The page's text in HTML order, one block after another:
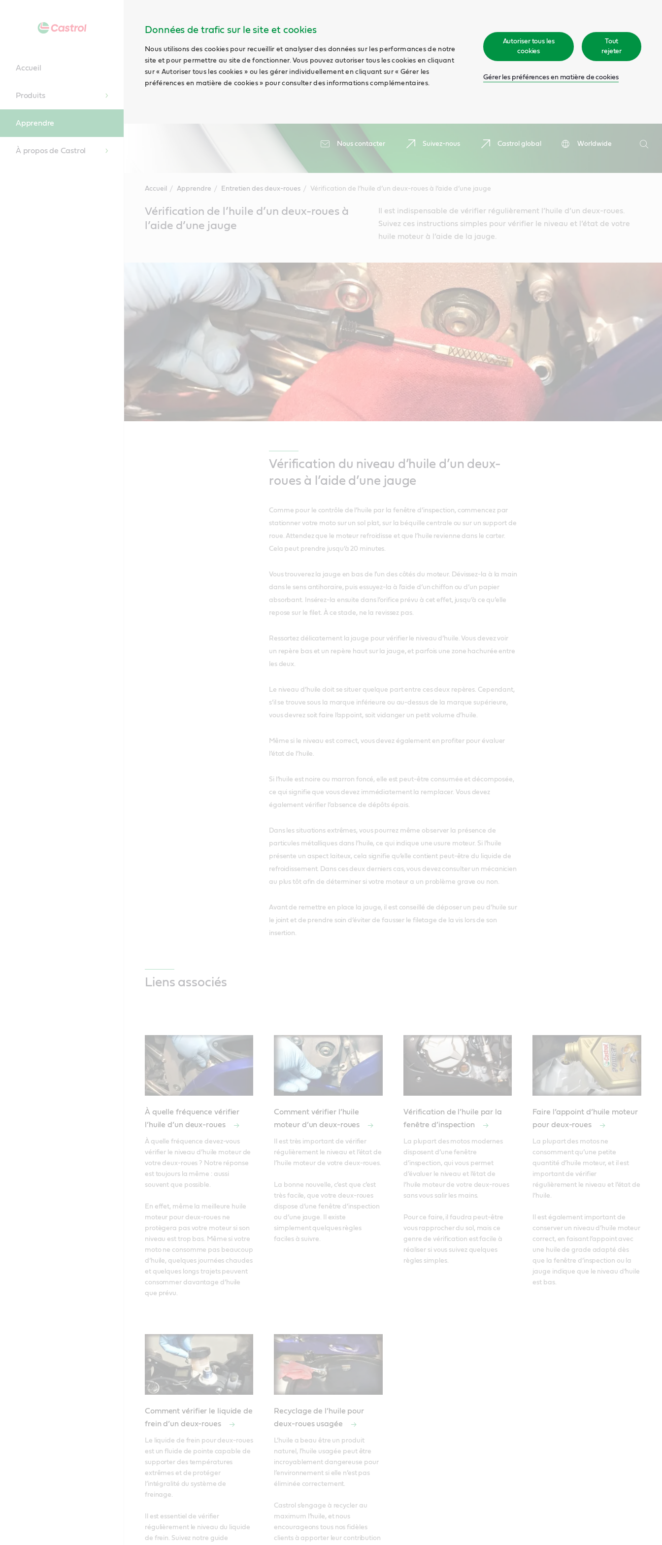
Données de trafic sur le site et cookies
Nous utilisons des cookies pour recueillir et analyser des données sur les performances de notre
site et pour permettre au site de fonctionner. Vous pouvez autoriser tous les cookies en cliquant
sur « Autoriser tous les cookies » ou les gérer individuellement en cliquant sur « Gérer les
préférences en matière de cookies » pour consulter des informations complémentaires.
Autoriser tous les
cookies
Tout
rejeter
Gérer les préférences en matière de cookies
Nous contacter Suivez-nous Castrol global
Worldwide
Accueil
Produits
Apprendre
À propos de Castrol
Accueil Apprendre Entretien des deux-roues Vérification de l’huile d’un deux-roues à l’aide d’une jauge
ContentVérification de l’huile d’un deux-roues à
l’aide d’une jauge
Il est indispensable de vérifier régulièrement l’huile d’un deux-roues.
Suivez ces instructions simples pour vérifier le niveau et l’état de votre
huile moteur à l’aide de la jauge.
Vérification du niveau d’huile d’un deux-
roues à l’aide d’une jauge
Comme pour le contrôle de l’huile par la fenêtre d’inspection, commencez par
stationner votre moto sur un sol plat, sur la béquille centrale ou sur un support de
roue. Attendez que le moteur refroidisse et que l’huile revienne dans le carter.
Cela peut prendre jusqu’à 20 minutes.
Vous trouverez la jauge en bas de l’un des côtés du moteur. Dévissez-la à la main
dans le sens antihoraire, puis essuyez-la à l’aide d’un chiffon ou d’un papier
absorbant. Insérez-la ensuite dans l’orifice prévu à cet effet, jusqu’à ce qu’elle
repose sur le filet. À ce stade, ne la revissez pas.
Ressortez délicatement la jauge pour vérifier le niveau d’huile. Vous devez voir
un repère bas et un repère haut sur la jauge, et parfois une zone hachurée entre
les deux.
Le niveau d’huile doit se situer quelque part entre ces deux repères. Cependant,
s’il se trouve sous la marque inférieure ou au-dessus de la marque supérieure,
vous devrez soit faire l’appoint, soit vidanger un petit volume d’huile.
Même si le niveau est correct, vous devez également en profiter pour évaluer
l’état de l’huile.
Si l’huile est noire ou marron foncé, elle est peut-être consumée et décomposée,
ce qui signifie que vous devez immédiatement la remplacer. Vous devez
également vérifier l’absence de dépôts épais.
Dans les situations extrêmes, vous pourrez même observer la présence de
particules métalliques dans l’huile, ce qui indique une usure moteur. Si l’huile
présente un aspect laiteux, cela signifie qu’elle contient peut-être du liquide de
refroidissement. Dans ces deux derniers cas, vous devez consulter un mécanicien
au plus tôt afin de déterminer si votre moteur a un problème grave ou non.
Avant de remettre en place la jauge, il est conseillé de déposer un peu d’huile sur
le joint et de prendre soin d’éviter de fausser le filetage de la vis lors de son
insertion.
Liens associés
À quelle fréquence vérifier
l’huile d’un deux-roues
À quelle fréquence devez-vous
vérifier le niveau d’huile moteur de
votre deux-roues ? Notre réponse
est toujours la même : aussi
souvent que possible.
En effet, même la meilleure huile
moteur pour deux-roues ne
protègera pas votre moteur si son
niveau est trop bas. Même si votre
moto ne consomme pas beaucoup
d’huile, quelques journées chaudes
et quelques longs trajets peuvent
consommer davantage d’huile
que prévu.
Comment vérifier l’huile
moteur d’un deux-roues
Il est très important de vérifier
régulièrement le niveau et l’état de
l’huile moteur de votre deux-roues.
La bonne nouvelle, c’est que c’est
très facile, que votre deux-roues
dispose d’une fenêtre d’inspection
ou d’une jauge. Il existe
simplement quelques règles
faciles à suivre.
Vérification de l’huile par la
fenêtre d’inspection
La plupart des motos modernes
disposent d’une fenêtre
d’inspection, qui vous permet
d’évaluer le niveau et l’état de
l’huile moteur de votre deux-roues
sans vous salir les mains.
Pour ce faire, il faudra peut-être
vous rapprocher du sol, mais ce
genre de vérification est facile à
réaliser si vous suivez quelques
règles simples.
Faire l’appoint d’huile moteur
pour deux-roues
La plupart des motos ne
consomment qu’une petite
quantité d’huile moteur, et il est
important de vérifier
régulièrement le niveau et l’état de
l’huile.
Il est également important de
conserver un niveau d’huile moteur
correct, en faisant l’appoint avec
une huile de grade adapté dès
que la fenêtre d’inspection ou la
jauge indique que le niveau d’huile
est bas.
Comment vérifier le liquide de
frein d’un deux-roues
Le liquide de frein pour deux-roues
est un fluide de pointe capable de
supporter des températures
extrêmes et de protéger
l’intégralité du système de
freinage.
Il est essentiel de vérifier
régulièrement le niveau du liquide
de frein. Suivez notre guide
Recyclage de l’huile pour
deux-roues usagée
L’huile a beau être un produit
naturel, l’huile usagée peut être
incroyablement dangereuse pour
l’environnement si elle n’est pas
éliminée correctement.
Castrol s’engage à recycler au
maximum l’huile, et nous
encourageons tous nos fidèles
clients à apporter leur contribution